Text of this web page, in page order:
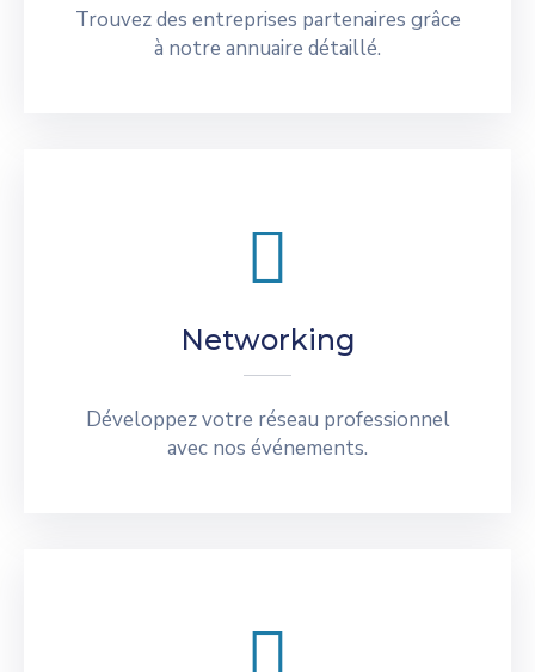
Trouvez des entreprises partenaires grâce
à notre annuaire détaillé.
Networking
Développez votre réseau professionnel
avec nos événements.